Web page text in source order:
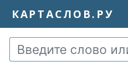
КАРТАСЛОВ.РУ